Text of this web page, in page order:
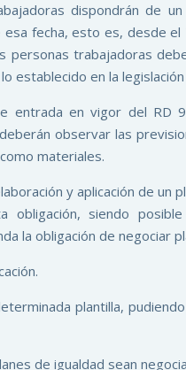
dispondrán de
fecha, esto es, desde
personas trabajadoras
establecido en la legislación
entrada en vigor del RD
observar las
materiales.
y aplicación de un
obligación, siendo
la obligación de negociar
plantilla,
de igualdad sean